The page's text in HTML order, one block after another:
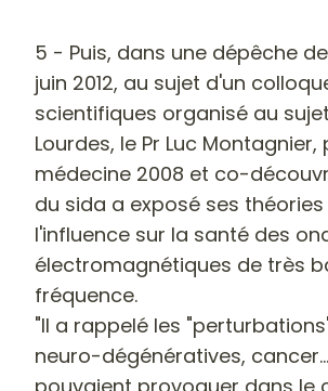
5 - Puis, dans une dépêche de
juin 2012, au sujet d'un
scientifiques organisé au
Lourdes, le Pr Luc Montagnier,
médecine 2008 et co-
du sida a exposé ses théories
l'influence sur la santé des
électromagnétiques de très
fréquence.
"Il a rappelé les
neuro-dégénératives,